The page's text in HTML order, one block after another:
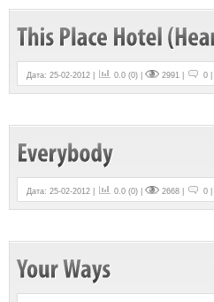
Дата: 25-02-2012 | 0.0 (0) | 2991 | 0 |
Дата: 25-02-2012 | 0.0 (0) | 2668 | 0 |